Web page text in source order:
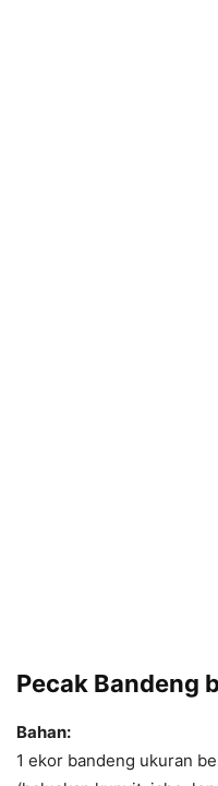
Pecak Bandeng
Bahan:
1 ekor bandeng ukuran